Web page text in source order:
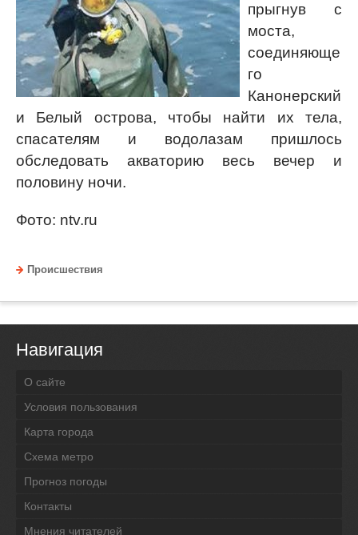
прыгнув с
моста,
соединяюще
го
Канонерский
и Белый острова, чтобы найти их тела,
спасателям и водолазам пришлось
обследовать акваторию весь вечер и
половину ночи.
Фото: ntv.ru
Происшествия
Навигация
О сайте
Условия пользования
Карта города
Схема метро
Прогноз погоды
Контакты
Мнения читателей